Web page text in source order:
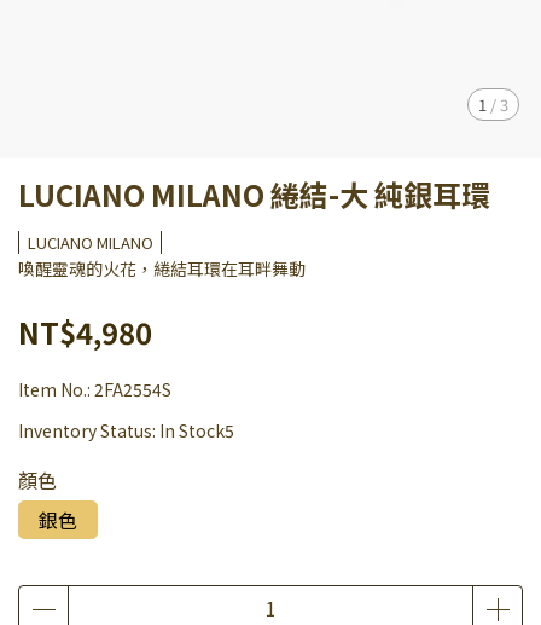
1 /3
LUCIANO MILANO 綣結-大 純銀耳環
LUCIANO MILANO
喚醒靈魂的火花，綣結耳環在耳畔舞動
NT$4,980
Item No.: 2FA2554S
Inventory Status: In Stock5
顏色
銀色